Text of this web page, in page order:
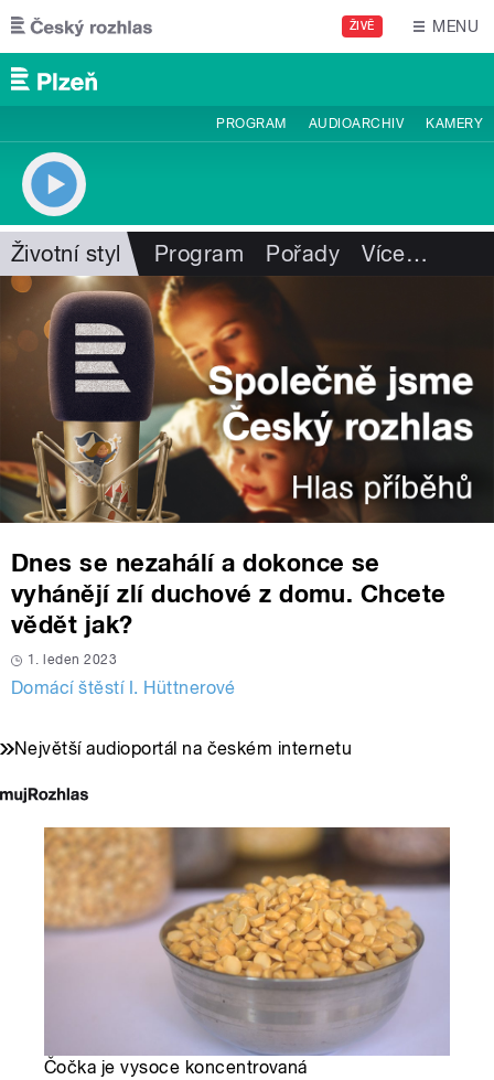
Přejít k hlavnímu obsahu
ŽIVĚ MENU
PROGRAM AUDIOARCHIV KAMERY
Životní styl Program Pořady Více…
Dnes se nezahálí a dokonce se
vyhánějí zlí duchové z domu. Chcete
vědět jak?
1. leden 2023
Domácí štěstí I. Hüttnerové
Největší audioportál na českém internetu
Čočka je vysoce koncentrovaná